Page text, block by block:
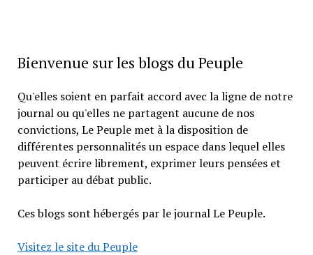
Bienvenue sur les blogs du Peuple
Qu'elles soient en parfait accord avec la ligne de notre
journal ou qu'elles ne partagent aucune de nos
convictions, Le Peuple met à la disposition de
différentes personnalités un espace dans lequel elles
peuvent écrire librement, exprimer leurs pensées et
participer au débat public.
Ces blogs sont hébergés par le journal Le Peuple.
Visitez le site du Peuple